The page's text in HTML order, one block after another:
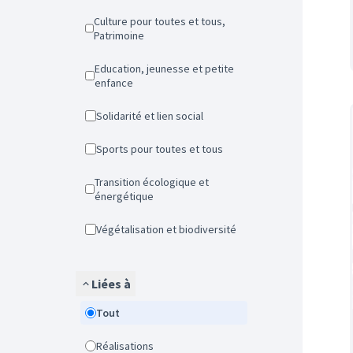
Culture pour toutes et tous,
Patrimoine
Education, jeunesse et petite
enfance
Solidarité et lien social
Sports pour toutes et tous
Transition écologique et
énergétique
Végétalisation et biodiversité
Liées à
Tout
Réalisations